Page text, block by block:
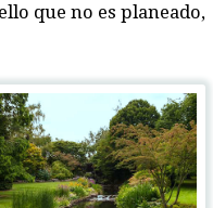
que no es planeado,